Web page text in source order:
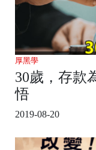
厚黑學
30歲，存款
悟
2019-08-20